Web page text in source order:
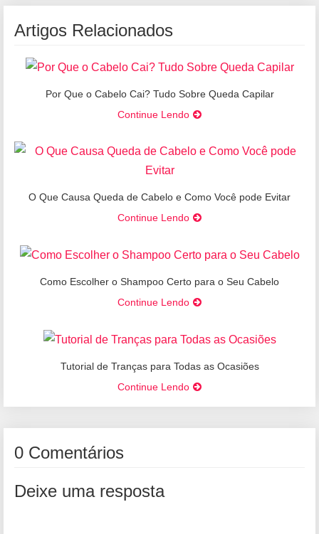
Artigos Relacionados
Por Que o Cabelo Cai? Tudo Sobre Queda Capilar
Continue Lendo
O Que Causa Queda de Cabelo e Como Você pode Evitar
Continue Lendo
Como Escolher o Shampoo Certo para o Seu Cabelo
Continue Lendo
Tutorial de Tranças para Todas as Ocasiões
Continue Lendo
0 Comentários
Deixe uma resposta